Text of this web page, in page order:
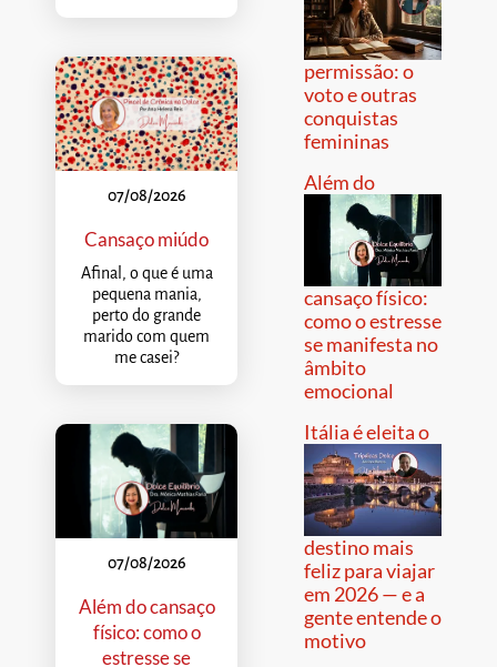
07/08/2026
Cansaço miúdo
Afinal, o que é uma
pequena mania,
perto do grande
marido com quem
me casei?
07/08/2026
Além do cansaço
físico: como o
estresse se
permissão: o
voto e outras
conquistas
femininas
Além do
cansaço físico:
como o estresse
se manifesta no
âmbito
emocional
Itália é eleita o
destino mais
feliz para viajar
em 2026 — e a
gente entende o
motivo